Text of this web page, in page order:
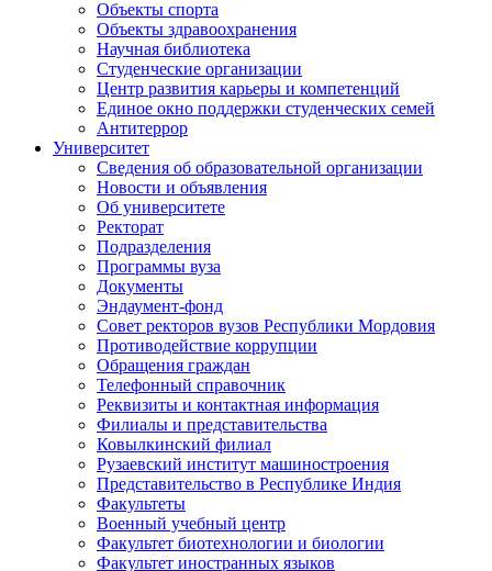
Объекты спорта
Объекты здравоохранения
Научная библиотека
Студенческие организации
Центр развития карьеры и компетенций
Единое окно поддержки студенческих семей
Антитеррор
Университет
Сведения об образовательной организации
Новости и объявления
Об университете
Ректорат
Подразделения
Программы вуза
Документы
Эндаумент-фонд
Совет ректоров вузов Республики Мордовия
Противодействие коррупции
Обращения граждан
Телефонный справочник
Реквизиты и контактная информация
Филиалы и представительства
Ковылкинский филиал
Рузаевский институт машиностроения
Представительство в Республике Индия
Факультеты
Военный учебный центр
Факультет биотехнологии и биологии
Факультет иностранных языков